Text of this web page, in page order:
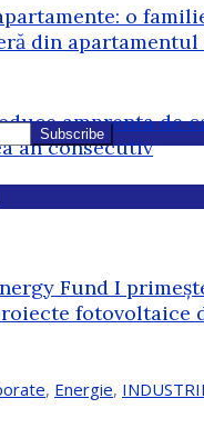
o
din apartamentul
amprenta de
an consecutiv
Fund I
fotovoltaice
, Energie,